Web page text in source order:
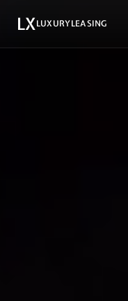
LXLUXURYLEASING